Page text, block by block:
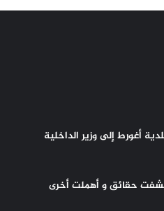
أغورط إلى وزير الداخلية
كشفت حقائق و أهملت أخرى